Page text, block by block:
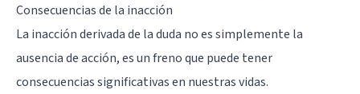
Consecuencias de la inacción
La inacción derivada de la duda no es simplemente la
ausencia de acción, es un freno que puede tener
consecuencias significativas en nuestras vidas.